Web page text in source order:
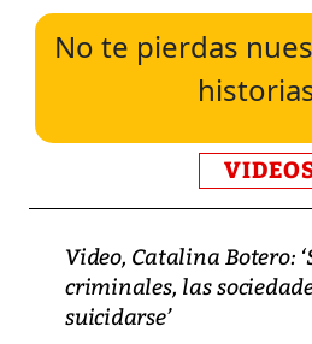
No te pierdas
Video, Catalina Botero:
criminales, las
suicidarse’